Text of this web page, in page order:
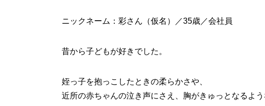
ニックネーム：彩さん（仮名）／35歳／会社員
昔から子どもが好きでした。
姪っ子を抱っこしたときの柔らかさや、
近所の赤ちゃんの泣き声にさえ、胸がきゅっとなるよう